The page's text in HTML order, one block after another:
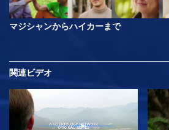
マジシャンからハイカーまで
関連ビデオ